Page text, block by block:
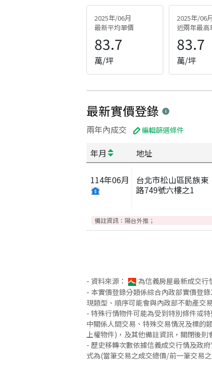
2025年/06月
最新平均單價
83.7
萬/坪
2025年/06
近兩年最高
83.7
萬/坪
最新實價登錄
兩年內成交 編輯篩選條件
年月 地址
114年06月
台北市松山區民族東
路749號六樓之1
備註資訊： 陽台外推；
- 資料來源： 為信義房屋最新成交行
- 本實價登錄分類係綜合內政部實價登
現類型、順序可能會與內政部不動產交
- 特殊行情物件可能為受到特別條件或
中關係人間交易、特殊交易情況及標的
上權物件)，及其他備註資訊，關閉後則
- 歷史移轉次數依據信義成交行情及政
式為(當筆交易之成交總價/前一筆交易